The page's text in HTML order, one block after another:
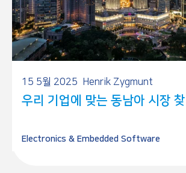
15 5월 2025 Henrik Zygmunt
우리 기업에 맞는 동남아 시장 찾
Electronics & Embedded Software